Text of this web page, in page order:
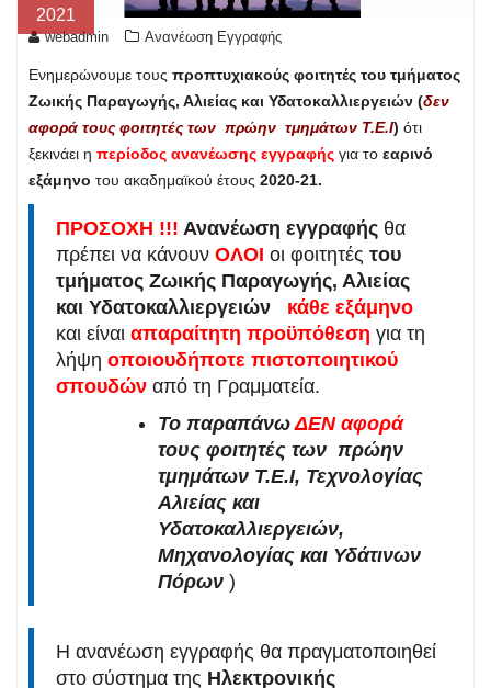
2021
webadmin Ανανέωση Εγγραφής
Ενημερώνουμε τους προπτυχιακούς φοιτητές του τμήματος
Ζωικής Παραγωγής, Αλιείας και Υδατοκαλλιεργειών (δεν
αφορά τους φοιτητές των πρώην τμημάτων Τ.Ε.Ι) ότι
ξεκινάει η περίοδος ανανέωσης εγγραφής για το εαρινό
εξάμηνο του ακαδημαϊκού έτους 2020-21.
ΠΡΟΣΟΧΗ !!! Ανανέωση εγγραφής θα
πρέπει να κάνουν ΟΛΟΙ οι φοιτητές του
τμήματος Ζωικής Παραγωγής, Αλιείας
και Υδατοκαλλιεργειών
κάθε εξάμηνο
και είναι απαραίτητη προϋπόθεση για τη
λήψη οποιουδήποτε πιστοποιητικού
σπουδών από τη Γραμματεία.
Το παραπάνωΔΕΝαφορά
τους φοιτητές των πρώην
τμημάτων Τ.Ε.Ι, Τεχνολογίας
Αλιείας και
Υδατοκαλλιεργειών,
Μηχανολογίας και Υδάτινων
Πόρων )
Η ανανέωση εγγραφής θα πραγματοποιηθεί
στο σύστημα της Ηλεκτρονικής